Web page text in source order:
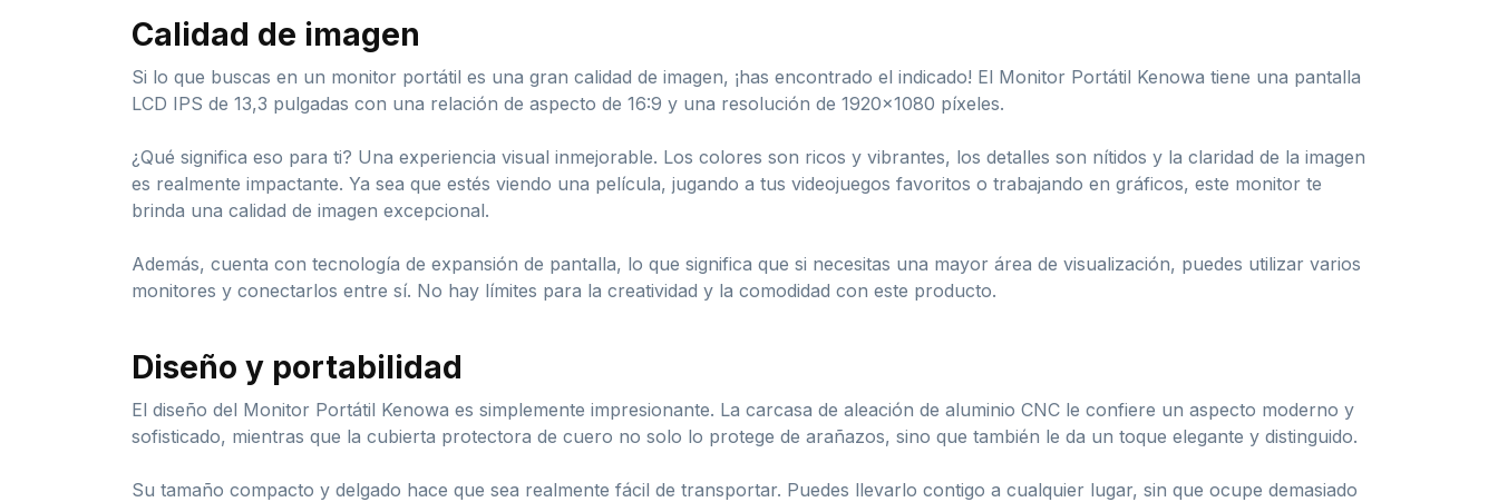
Calidad de imagen
Si lo que buscas en un monitor portátil es una gran calidad de imagen, ¡has encontrado el indicado! El Monitor Portátil Kenowa tiene una pantalla
LCD IPS de 13,3 pulgadas con una relación de aspecto de 16:9 y una resolución de 1920×1080 píxeles.
¿Qué significa eso para ti? Una experiencia visual inmejorable. Los colores son ricos y vibrantes, los detalles son nítidos y la claridad de la imagen
es realmente impactante. Ya sea que estés viendo una película, jugando a tus videojuegos favoritos o trabajando en gráficos, este monitor te
brinda una calidad de imagen excepcional.
Además, cuenta con tecnología de expansión de pantalla, lo que significa que si necesitas una mayor área de visualización, puedes utilizar varios
monitores y conectarlos entre sí. No hay límites para la creatividad y la comodidad con este producto.
Diseño y portabilidad
El diseño del Monitor Portátil Kenowa es simplemente impresionante. La carcasa de aleación de aluminio CNC le confiere un aspecto moderno y
sofisticado, mientras que la cubierta protectora de cuero no solo lo protege de arañazos, sino que también le da un toque elegante y distinguido.
Su tamaño compacto y delgado hace que sea realmente fácil de transportar. Puedes llevarlo contigo a cualquier lugar, sin que ocupe demasiado